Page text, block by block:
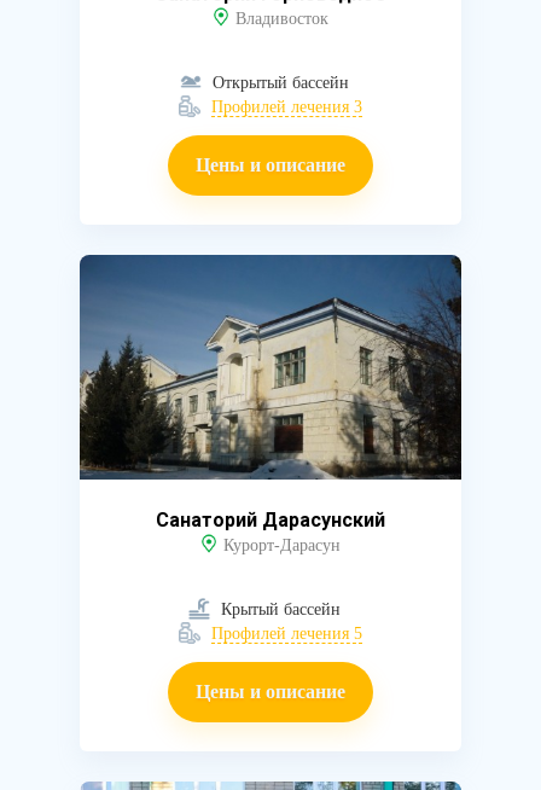
Владивосток
Открытый бассейн
Профилей лечения 3
Цены и описание
Санаторий Дарасунский
Курорт-Дарасун
Крытый бассейн
Профилей лечения 5
Цены и описание